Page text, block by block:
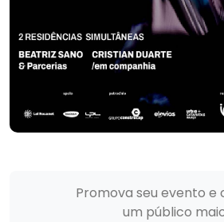
Promova seu evento e
um público